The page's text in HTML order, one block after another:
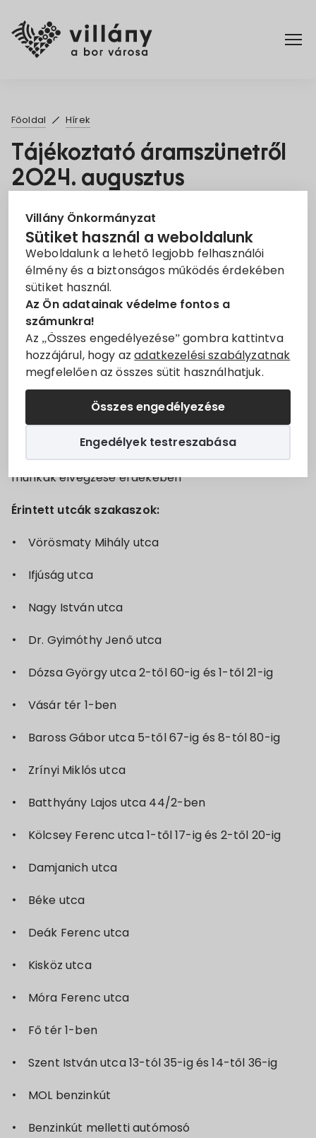
Villány Önkormányzat
Sütiket használ a weboldalunk
Weboldalunk a lehető legjobb felhasználói
élmény és a biztonságos működés érdekében
sütiket használ.
Az Ön adatainak védelme fontos a
számunkra!
Az „Összes engedélyezése” gombra kattintva
hozzájárul, hogy azadatkezelési szabályzatnak
megfelelően az összes sütit használhatjuk.
Összes engedélyezése
Engedélyek testreszabása
Elérhetőségek
Hírek
Rendelettár
Pályázatok
Dokumentumok
Állásajánlatok
Szolgáltatók
Turizmus
Választási információk
2024. évi általános
Főoldal Hírek
Tájékoztató áramszünetről
2024. augusztus
Áramszünet EON Tájékoztató
Tisztelt Ügyfelünk!
Tájékoztatjuk, hogy az áramszolgáltatást
időszakosan szüneteltetjük
2024.08.07-én 8 órától 15 óráig
2024.08.09-én 8 órától 15 óráig
2024.08.12-én 8 órától 15 óráig
A meghirdetett áramszünet oka:Fejlesztési
munkák elvégzése érdekében
Érintett utcák szakaszok:
Vörösmaty Mihály utca
Ifjúság utca
Nagy István utca
Dr. Gyimóthy Jenő utca
Dózsa György utca 2-től 60-ig és 1-től 21-ig
Vásár tér 1-ben
Baross Gábor utca 5-től 67-ig és 8-tól 80-ig
Zrínyi Miklós utca
Batthyány Lajos utca 44/2-ben
Kölcsey Ferenc utca 1-től 17-ig és 2-től 20-ig
Damjanich utca
Béke utca
Deák Ferenc utca
Kisköz utca
Móra Ferenc utca
Fő tér 1-ben
Szent István utca 13-tól 35-ig és 14-től 36-ig
MOL benzinkút
Benzinkút melletti autómosó